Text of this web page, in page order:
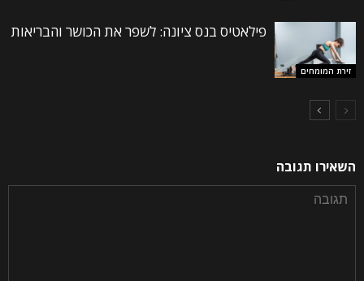
זירת המומחים
פילאטיס בנס ציונה: לשפר את הכושר והבריאות
השאירו תגובה